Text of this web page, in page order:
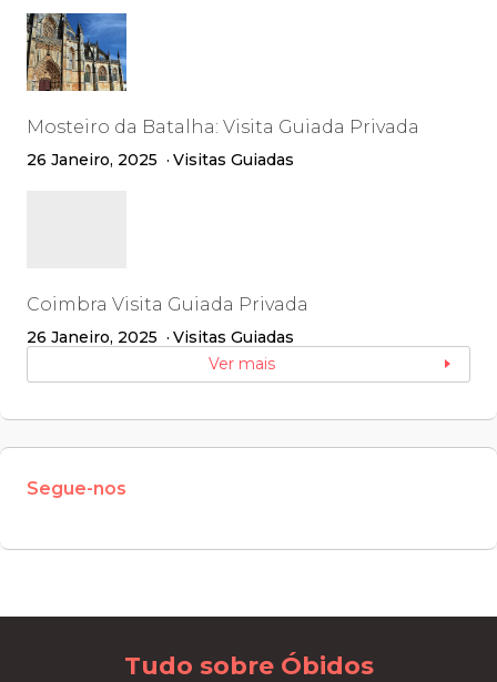
Mosteiro da Batalha: Visita Guiada Privada
26 Janeiro, 2025 Visitas Guiadas
Coimbra Visita Guiada Privada
26 Janeiro, 2025
Visitas Guiadas
Ver mais
Segue-nos
W
Tudo sobre Óbidos